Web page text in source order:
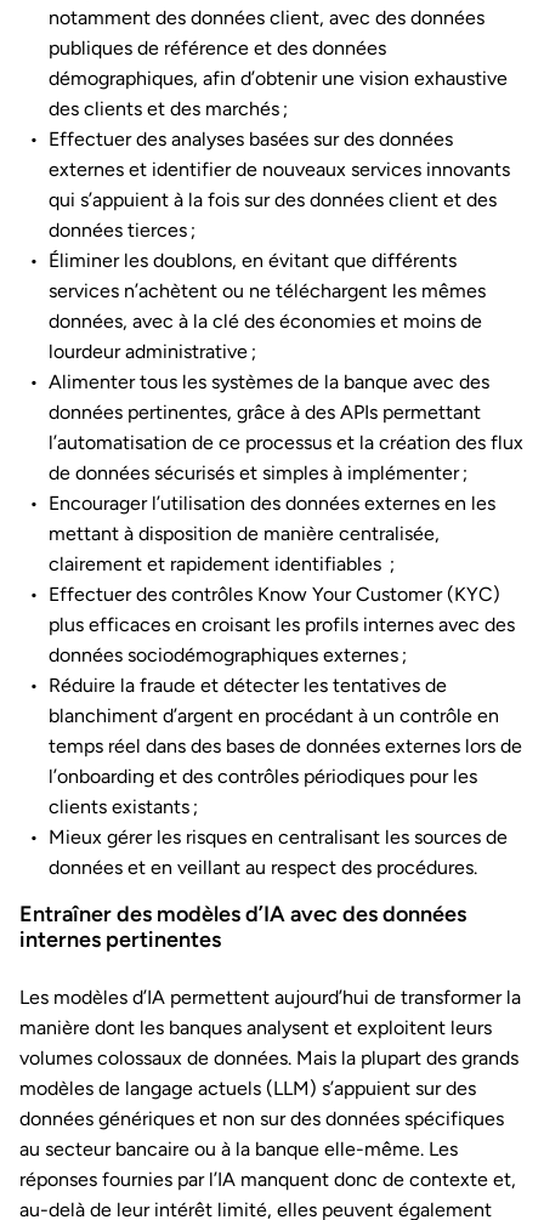
notamment des données client, avec des données
publiques de référence et des données
démographiques, afin d’obtenir une vision exhaustive
des clients et des marchés ;
Effectuer des analyses basées sur des données
externes et identifier de nouveaux services innovants
qui s’appuient à la fois sur des données client et des
données tierces ;
Éliminer les doublons, en évitant que différents
services n’achètent ou ne téléchargent les mêmes
données, avec à la clé des économies et moins de
lourdeur administrative ;
Alimenter tous les systèmes de la banque avec des
données pertinentes, grâce à des APIs permettant
l’automatisation de ce processus et la création des flux
de données sécurisés et simples à implémenter ;
Encourager l’utilisation des données externes en les
mettant à disposition de manière centralisée,
clairement et rapidement identifiables ;
Effectuer des contrôles Know Your Customer (KYC)
plus efficaces en croisant les profils internes avec des
données sociodémographiques externes ;
Réduire la fraude et détecter les tentatives de
blanchiment d’argent en procédant à un contrôle en
temps réel dans des bases de données externes lors de
l’onboarding et des contrôles périodiques pour les
clients existants ;
Mieux gérer les risques en centralisant les sources de
données et en veillant au respect des procédures.
Entraîner des modèles d’IA avec des données
internes pertinentes
Les modèles d’IA permettent aujourd’hui de transformer la
manière dont les banques analysent et exploitent leurs
volumes colossaux de données. Mais la plupart des grands
modèles de langage actuels (LLM) s’appuient sur des
données génériques et non sur des données spécifiques
au secteur bancaire ou à la banque elle-même. Les
réponses fournies par l’IA manquent donc de contexte et,
au-delà de leur intérêt limité, elles peuvent également